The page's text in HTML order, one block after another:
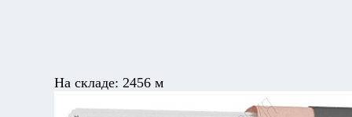
На складе: 2456 м